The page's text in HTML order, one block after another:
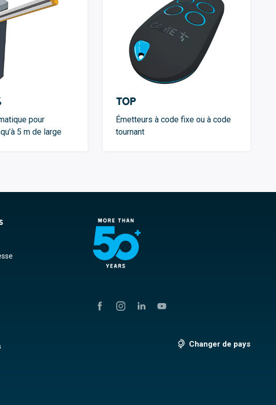
pour
5 m de large
TOP
Émetteurs à code fixe ou à code
tournant
Changer de pays